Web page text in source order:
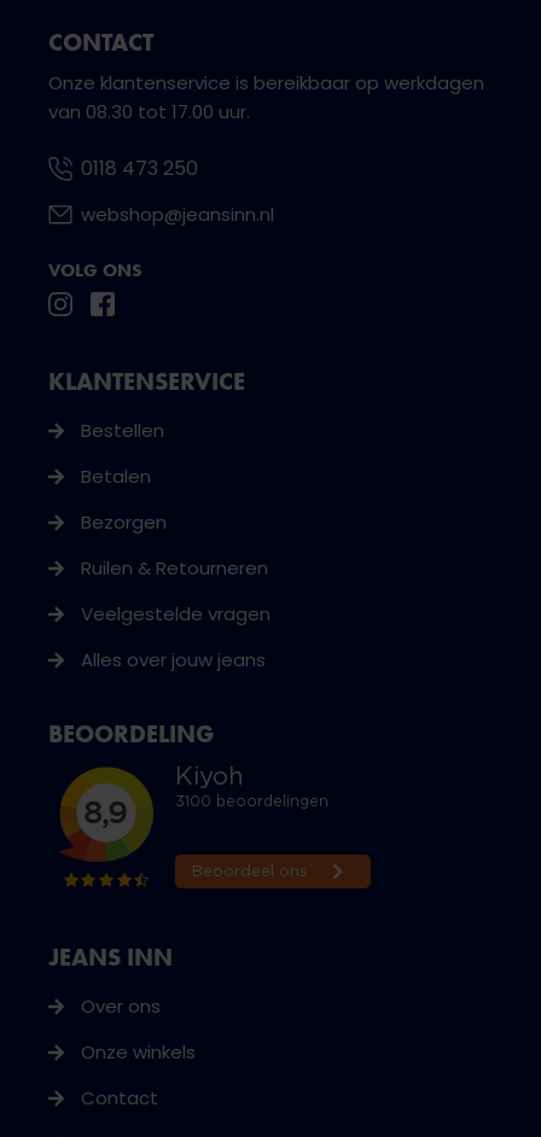
CONTACT
Onze klantenservice is bereikbaar op werkdagen
van 08.30 tot 17.00 uur.
0118 473 250
webshop@jeansinn.nl
VOLG ONS
JEANS INN
Over ons
Onze winkels
Contact
KLANTENSERVICE
Bestellen
Betalen
Bezorgen
Ruilen & Retourneren
Veelgestelde vragen
Alles over jouw jeans
BEOORDELING